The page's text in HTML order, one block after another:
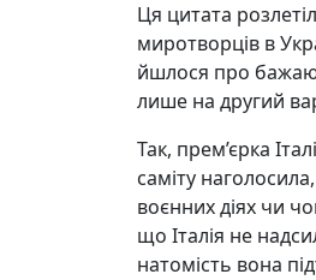
Ця цитата
миротворців в
йшлося про
лише на другий
Так, прем’єрка
саміту
воєнних діях чи
що Італія не
натомість вона